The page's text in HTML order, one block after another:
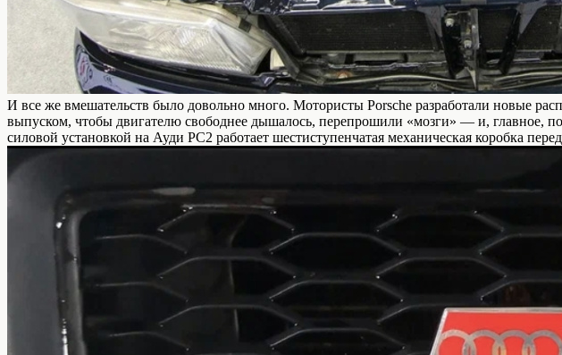
И все же вмешательств было довольно много. Мотористы Porsche разработали новые
выпуском, чтобы двигателю свободнее дышалось, перепрошили «мозги» — и, главное,
силовой установкой на Ауди РС2 работает шестиступенчатая механическая коробка